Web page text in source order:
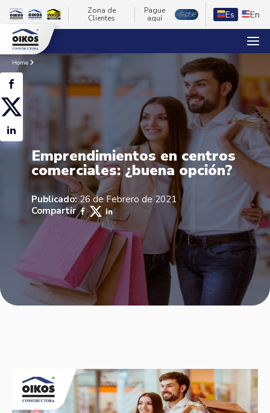
Zona de
Clientes
Pague
aquí
Es En
Home
Emprendimientos en centros
comerciales: ¿buena opción?
Publicado:26 de Febrero de 2021
Compartir